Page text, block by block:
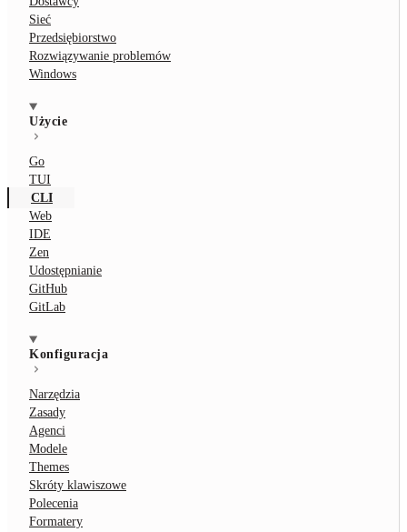
Sieć
Przedsiębiorstwo
Rozwiązywanie problemów
Windows
Użycie
Go
TUI
CLI
Web
IDE
Zen
Udostępnianie
GitHub
GitLab
Konfiguracja
Narzędzia
Zasady
Agenci
Modele
Themes
Skróty klawiszowe
Polecenia
Formatery